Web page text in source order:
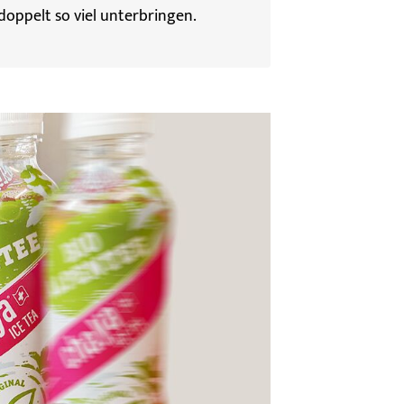
so viel unterbringen.